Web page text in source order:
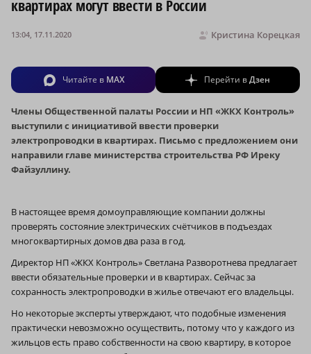
квартирах могут ввести в России
Кристина Корецкая
13:04, 17.11.2020
Читайте в MAX Перейти вДзен
Члены Общественной палаты России и НП «ЖКХ Контроль»
выступили с инициативой ввести проверки
электропроводки в квартирах. Письмо с предложением они
направили главе министерства строительства РФ Иреку
Файзуллину.
В настоящее время домоуправляющие компании должны
проверять состояние электрических счётчиков в подъездах
многоквартирных домов два раза в год.
Директор НП «ЖКХ Контроль» Светлана Разворотнева предлагает
ввести обязательные проверки и в квартирах. Сейчас за
сохранность электропроводки в жилье отвечают его владельцы.
Но некоторые эксперты утверждают, что подобные изменения
практически невозможно осуществить, потому что у каждого из
жильцов есть право собственности на свою квартиру, в которое